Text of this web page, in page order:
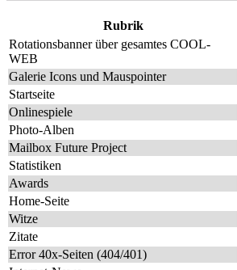
Rubrik
Rotationsbanner über gesamtes COOL-
WEB
Galerie Icons und Mauspointer
Startseite
Onlinespiele
Photo-Alben
Mailbox Future Project
Statistiken
Awards
Home-Seite
Witze
Zitate
Error 40x-Seiten (404/401)